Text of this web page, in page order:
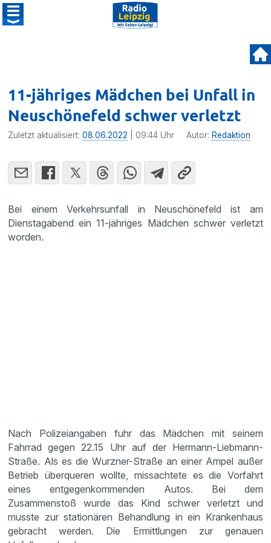
11-jähriges Mädchen bei Unfall in
Neuschönefeld schwer verletzt
Zuletzt aktualisiert:08.06.2022 | 09:44 Uhr Autor: Redaktion
Bei einem Verkehrsunfall in Neuschönefeld ist am
Dienstagabend ein 11-jähriges Mädchen schwer verletzt
worden.
Nach Polizeiangaben fuhr das Mädchen mit seinem
Fahrrad gegen 22.15 Uhr auf der Hermann-Liebmann-
Straße. Als es die Wurzner-Straße an einer Ampel außer
Betrieb überqueren wollte, missachtete es die Vorfahrt
eines entgegenkommenden Autos. Bei dem
Zusammenstoß wurde das Kind schwer verletzt und
musste zur stationären Behandlung in ein Krankenhaus
gebracht werden. Die Ermittlungen zur genauen